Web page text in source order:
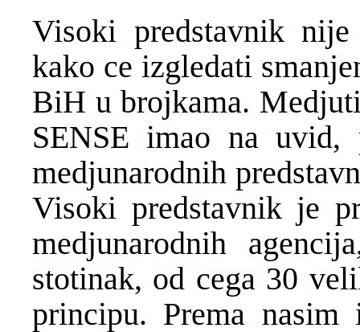
Visoki predstavnik
kako ce izgledati
BiH u brojkama.
SENSE imao na uvid,
medjunarodnih
Visoki predstavnik je
medjunarodnih
stotinak, od cega 30
principu. Prema nasim